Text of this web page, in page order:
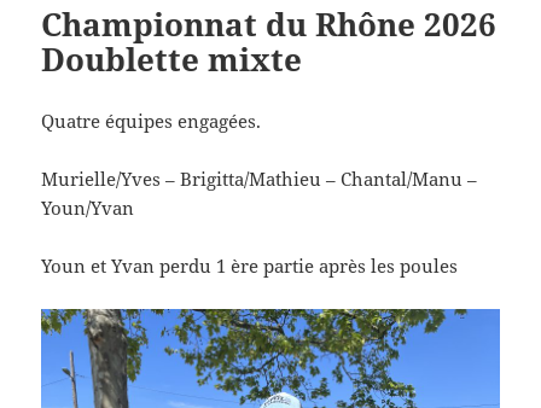
Championnat du Rhône 2026
Doublette mixte
Quatre équipes engagées.
Murielle/Yves – Brigitta/Mathieu – Chantal/Manu –
Youn/Yvan
Youn et Yvan perdu 1 ère partie après les poules